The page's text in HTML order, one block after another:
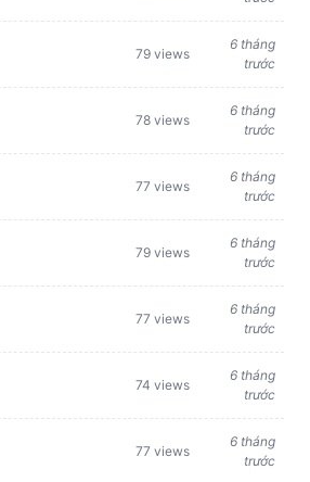
79 views
6 tháng
trước
78 views
6 tháng
trước
77 views
6 tháng
trước
79 views
6 tháng
trước
77 views
6 tháng
trước
74 views
6 tháng
trước
77 views
6 tháng
trước